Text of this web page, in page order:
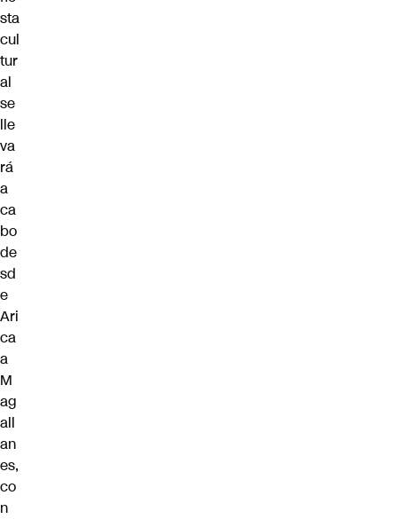
sta
cul
tur
al
se
lle
va
rá
a
ca
bo
de
sd
e
Ari
ca
a
M
ag
all
an
es,
co
n